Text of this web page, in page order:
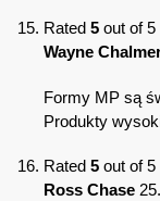
Rated 5 out of 5
Wayne
Formy MP są
Produkty
Rated 5 out of 5
Ross Chase